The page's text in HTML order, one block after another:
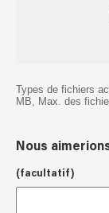
Types de fichiers
MB, Max. des
Nous
(facultatif)